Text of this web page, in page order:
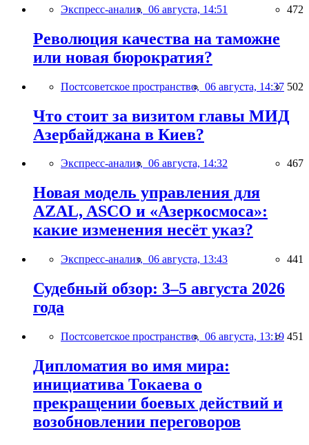
Экспресс-анализ, 06 августа, 14:51 472
Революция качества на таможне
или новая бюрократия?
Постсоветское пространство, 06 августа, 14:37 502
Что стоит за визитом главы МИД
Азербайджана в Киев?
Экспресс-анализ, 06 августа, 14:32 467
Новая модель управления для
AZAL, ASCO и «Азеркосмоса»:
какие изменения несёт указ?
Экспресс-анализ, 06 августа, 13:43 441
Судебный обзор: 3–5 августа 2026
года
Постсоветское пространство, 06 августа, 13:19 451
Дипломатия во имя мира:
инициатива Токаева о
прекращении боевых действий и
возобновлении переговоров